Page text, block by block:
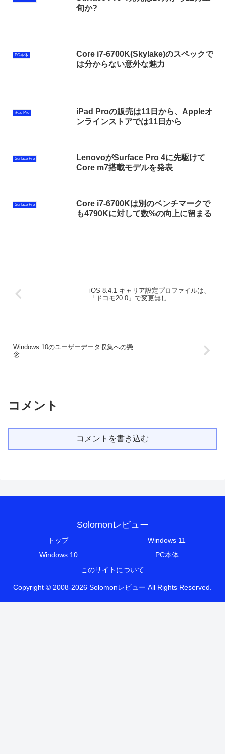
旬か?
PC本体
Core i7-6700K(Skylake)のスペックで
は分からない意外な魅力
iPad Pro
iPad Proの販売は11日から、Appleオ
ンラインストアでは11日から
Surface Pro
LenovoがSurface Pro 4に先駆けて
Core m7搭載モデルを発表
Surface Pro
Core i7-6700Kは別のベンチマークで
も4790Kに対して数%の向上に留まる
iOS 8.4.1 キャリア設定プロファイルは、
「ドコモ20.0」で変更無し
Windows 10のユーザーデータ収集への懸
念
コメント
コメントを書き込む
Solomonレビュー
トップ
Windows 11
Windows 10
PC本体
このサイトについて
Copyright © 2008-2026 Solomonレビュー All Rights Reserved.